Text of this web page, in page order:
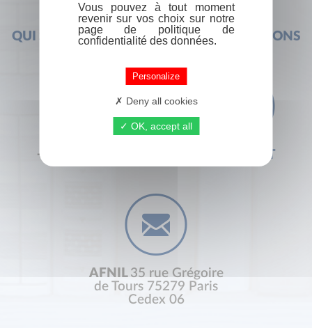
QUI SOMMES-NOUS ? FOIRE AUX QUESTIONS
+33 (0) 1 44 41 29 19 CONTACT
AFNIL 35 rue Grégoire
de Tours 75279 Paris
Cedex 06
Vous pouvez à tout moment
revenir sur vos choix sur notre
page de politique de
confidentialité des données.
Personalize
Deny all cookies
OK, accept all